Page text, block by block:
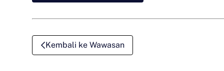
Kembali ke Wawasan